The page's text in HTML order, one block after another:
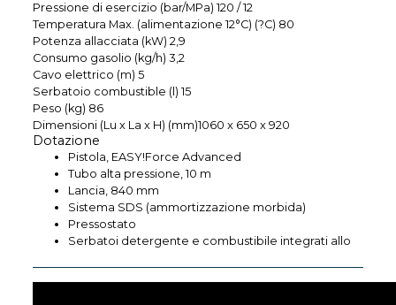
Pressione di esercizio (bar/MPa) 120 / 12
Temperatura Max. (alimentazione 12°C) (?C) 80
Potenza allacciata (kW) 2,9
Consumo gasolio (kg/h) 3,2
Cavo elettrico (m) 5
Serbatoio combustible (l) 15
Peso (kg) 86
Dimensioni (Lu x La x H) (mm)1060 x 650 x 920
Dotazione
Pistola, EASY!Force Advanced
Tubo alta pressione, 10 m
Lancia, 840 mm
Sistema SDS (ammortizzazione morbida)
Pressostato
Serbatoi detergente e combustibile integrati allo